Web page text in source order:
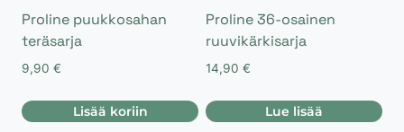
Proline puukkosahan
teräsarja
9,90 €
Lisää koriin
Proline 36-osainen
ruuvikärkisarja
14,90 €
Lue lisää